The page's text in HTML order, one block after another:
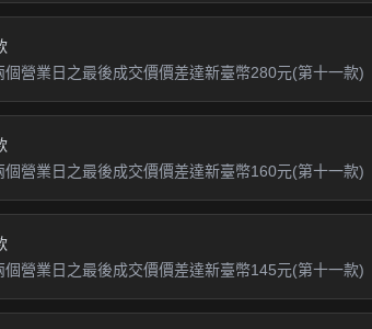
營業日之最後成交價價差達新臺幣280元(第十一款)
營業日之最後成交價價差達新臺幣160元(第十一款)
營業日之最後成交價價差達新臺幣145元(第十一款)